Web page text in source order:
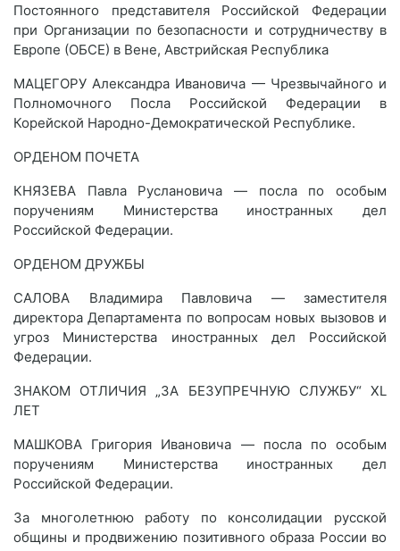
Постоянного представителя Российской Федерации
при Организации по безопасности и сотрудничеству в
Европе (ОБСЕ) в Вене, Австрийская Республика
МАЦЕГОРУ Александра Ивановича — Чрезвычайного и
Полномочного Посла Российской Федерации в
Корейской Народно-Демократической Республике.
ОРДЕНОМ ПОЧЕТА
КНЯЗЕВА Павла Руслановича — посла по особым
поручениям Министерства иностранных дел
Российской Федерации.
ОРДЕНОМ ДРУЖБЫ
САЛОВА Владимира Павловича — заместителя
директора Департамента по вопросам новых вызовов и
угроз Министерства иностранных дел Российской
Федерации.
ЗНАКОМ ОТЛИЧИЯ „ЗА БЕЗУПРЕЧНУЮ СЛУЖБУ“ XL
ЛЕТ
МАШКОВА Григория Ивановича — посла по особым
поручениям Министерства иностранных дел
Российской Федерации.
За многолетнюю работу по консолидации русской
общины и продвижению позитивного образа России во